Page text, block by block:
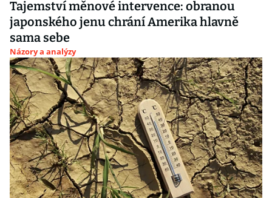
Tajemství měnové intervence: obranou
japonského jenu chrání Amerika hlavně
sama sebe
Názory a analýzy